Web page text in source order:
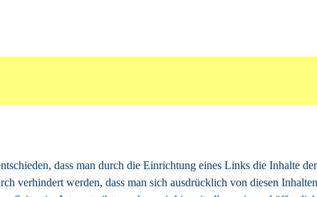
dass man durch die Einrichtung eines Links die Inhalte
verhindert werden, dass man sich ausdrücklich von diesen